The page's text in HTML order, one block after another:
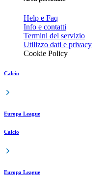
Help e Faq
Info e contatti
Termini del servizio
Utilizzo dati e privacy
Cookie Policy
Calcio
Europa League
Calcio
Europa League